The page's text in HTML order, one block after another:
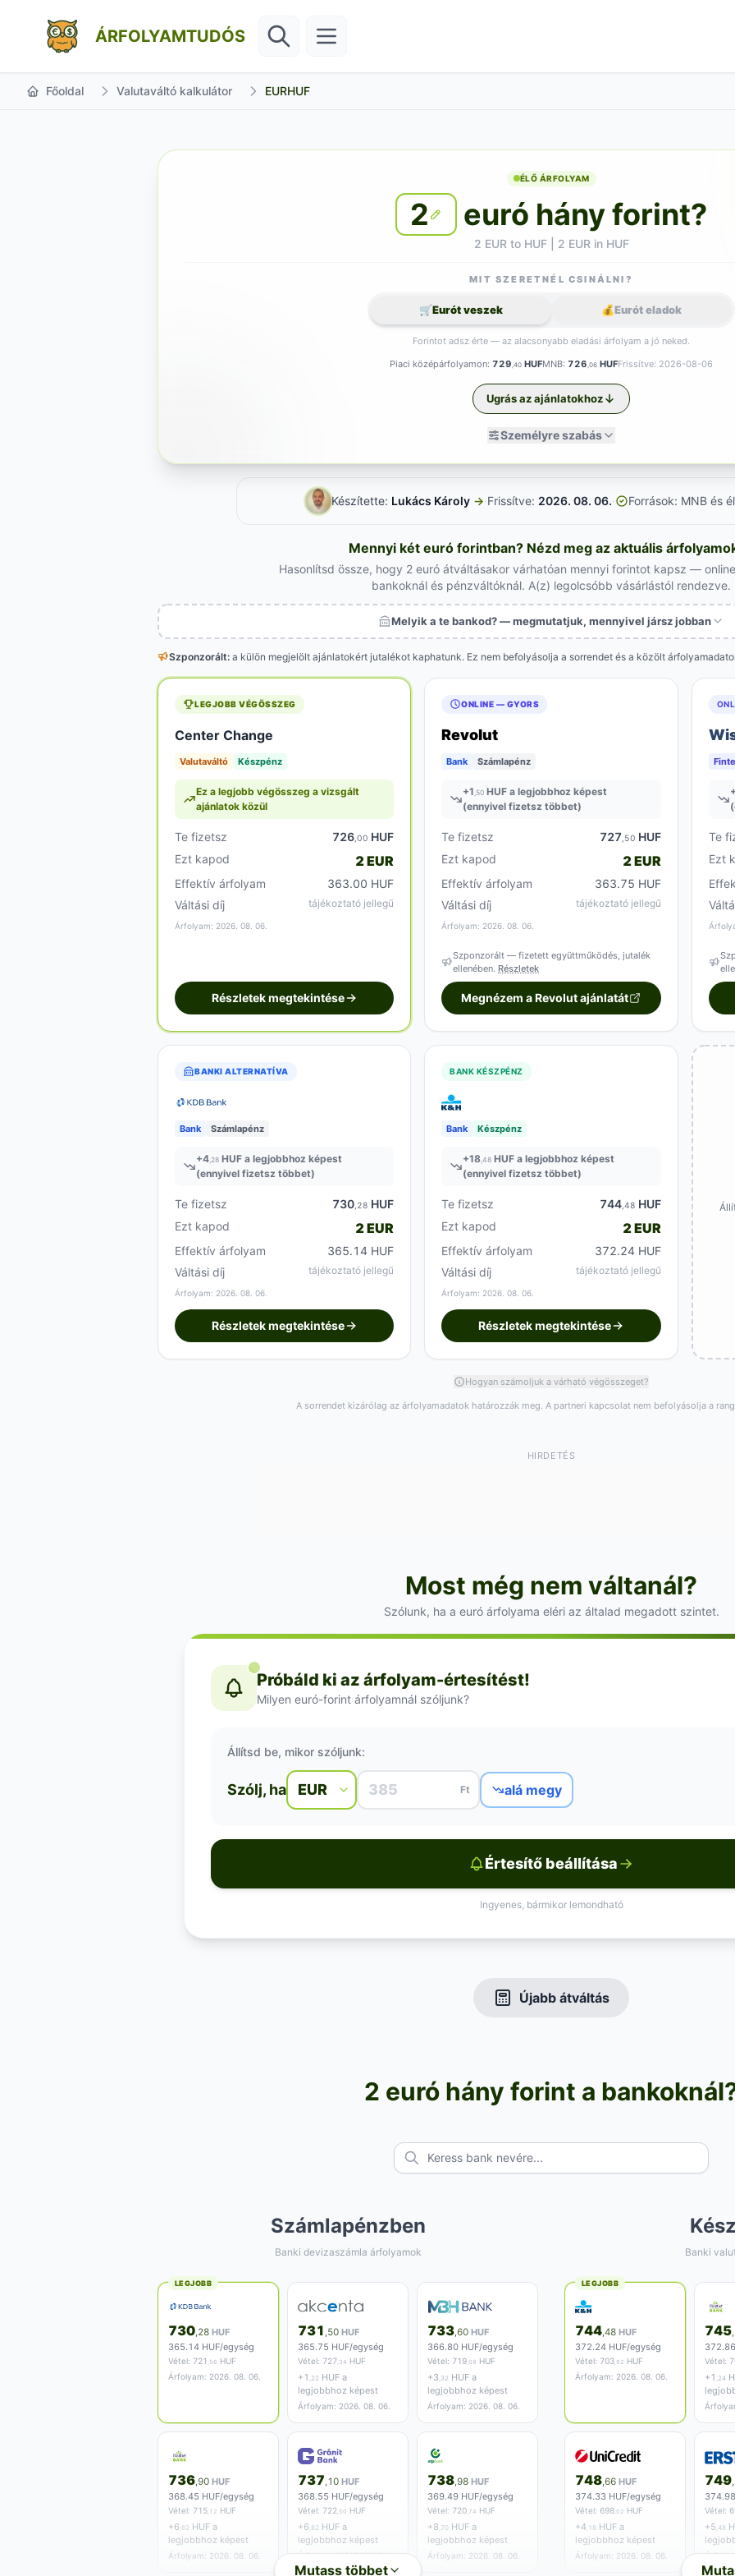
ÁRFOLYAMTUDÓS
Főoldal Valutaváltó kalkulátor EURHUF
ÉLŐ ÁRFOLYAM
2 euró hány forint?
2 EUR to HUF | 2 EUR in HUF
Piaci középárfolyamon: 729 ,40 HUFMNB: 726 ,06 HUFFrissítve: 2026-08-06
Személyre szabás
MIT SZERETNÉL CSINÁLNI?
🛒Eurót veszek 💰Eurót eladok
Forintot adsz érte — az alacsonyabb eladási árfolyam a jó neked.
Ugrás az ajánlatokhoz
Készítette: Lukács Károly →·Frissítve: 2026. 08. 06.· Források: MNB és
Mennyi két euró forintban? Nézd meg az aktuális
Hasonlítsd össze, hogy 2 euró átváltásakor várhatóan mennyi forintot kapsz —
bankoknál és pénzváltóknál. A(z) legolcsóbb vásárlástól rendezve.
Melyik a te bankod? — megmutatjuk, mennyivel jársz jobban
Szponzorált: a külön megjelölt ajánlatokért jutalékot kaphatunk. Ez nem befolyásolja a sorrendet és a közölt
LEGJOBB VÉGÖSSZEG
Center Change
Valutaváltó Készpénz
Ez a legjobb végösszeg a vizsgált
ajánlatok közül
Te fizetsz 726 ,00 HUF
Ezt kapod
2 EUR
Effektív árfolyam
363.00 HUF
Váltási díj
tájékoztató jellegű
Árfolyam: 2026. 08. 06.
Részletek megtekintése
ONLINE — GYORS
Revolut
Bank Számlapénz
+1 ,50 HUF a legjobbhoz képest
(ennyivel fizetsz többet)
Te fizetsz 727 ,50 HUF
Ezt kapod
2 EUR
Effektív árfolyam
363.75 HUF
Váltási díj
tájékoztató jellegű
Árfolyam: 2026. 08. 06.
Szponzorált — fizetett együttműködés, jutalék
ellenében. Részletek
Megnézem a Revolut ajánlatát
Te
Ezt
BANKI ALTERNATÍVA
Bank Számlapénz
+4 ,28 HUF a legjobbhoz képest
(ennyivel fizetsz többet)
Te fizetsz 730 ,28 HUF
Ezt kapod
2 EUR
Effektív árfolyam
365.14 HUF
Váltási díj
tájékoztató jellegű
Árfolyam: 2026. 08. 06.
Részletek megtekintése
BANK KÉSZPÉNZ
Bank Készpénz
+18 ,48 HUF a legjobbhoz képest
(ennyivel fizetsz többet)
Te fizetsz 744,48 HUF
Ezt kapod
2 EUR
Effektív árfolyam
372.24 HUF
Váltási díj
tájékoztató jellegű
Árfolyam: 2026. 08. 06.
Részletek megtekintése
Hogyan számoljuk a várható végösszeget?
A sorrendet kizárólag az árfolyamadatok határozzák meg. A partneri kapcsolat nem befolyásolja a
HIRDETÉS
Most még nem váltanál?
Szólunk, ha a euró árfolyama eléri az általad megadott szintet.
Próbáld ki az árfolyam-értesítést!
Milyen euró-forint árfolyamnál szóljunk?
Állítsd be, mikor szóljunk:
Szólj, ha Ft alá megy
Értesítő beállítása
Ingyenes, bármikor lemondható
Újabb átváltás
2 euró hány forint a
Számlapénzben
Banki devizaszámla árfolyamok
LEGJOBB
730 ,28 HUF
365.14 HUF/egység
Vétel: 721 ,56 HUF
Árfolyam: 2026. 08. 06.
731 ,50 HUF
365.75 HUF/egység
Vétel: 727 ,34 HUF
+1 ,22 HUF a
legjobbhoz képest
Árfolyam: 2026. 08. 06.
733 ,60 HUF
366.80 HUF/egység
Vétel: 719 ,08 HUF
+3 ,32 HUF a
legjobbhoz képest
Árfolyam: 2026. 08. 06.
736 ,90 HUF
368.45 HUF/egység
Vétel: 715 ,12 HUF
+6 ,62 HUF a
legjobbhoz képest
Árfolyam: 2026. 08. 06.
737 ,10 HUF
368.55 HUF/egység
Vétel: 722 ,50 HUF
+6 ,82 HUF a
legjobbhoz képest
Árfolyam: 2026. 08. 06.
738 ,98 HUF
369.49 HUF/egység
Vétel: 720 ,74 HUF
+8 ,70 HUF a
legjobbhoz képest
Árfolyam: 2026. 08. 06.
Mutass többet
Banki
LEGJOBB
744 ,48 HUF
372.24 HUF/egység
Vétel: 703 ,92 HUF
Árfolyam: 2026. 08. 06.
745
Vétel:
+1 ,24
748 ,66 HUF
374.33 HUF/egység
Vétel: 698 ,02 HUF
+4 ,18 HUF a
legjobbhoz képest
Árfolyam: 2026. 08. 06.
749
Vétel:
+5 ,48